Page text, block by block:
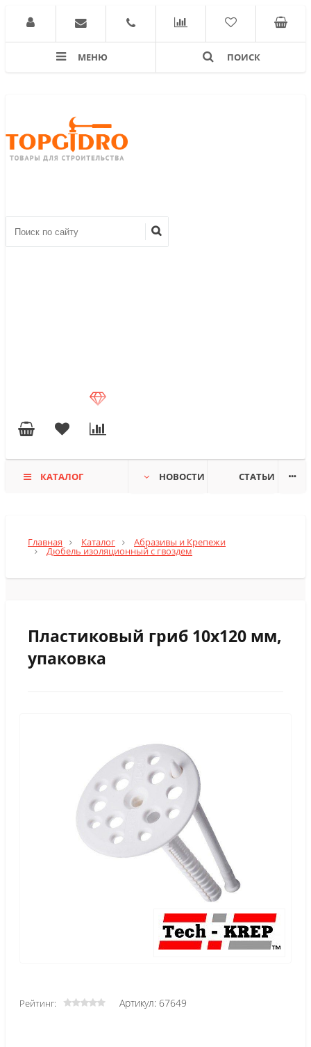
МЕНЮ ПОИСК
КАТАЛОГ НОВОСТИ СТАТЬИ
Главная Каталог Абразивы и Крепежи
Дюбель изоляционный с гвоздем
Пластиковый гриб 10х120 мм,
упаковка
Рейтинг: Артикул: 67649